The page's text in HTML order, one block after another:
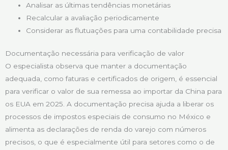
Analisar as últimas tendências monetárias
Recalcular a avaliação periodicamente
Considerar as flutuações para uma contabilidade precisa
Documentação necessária para verificação de valor
O especialista observa que manter a documentação
adequada, como faturas e certificados de origem, é essencial
para verificar o valor de sua remessa ao importar da China para
os EUA em 2025. A documentação precisa ajuda a liberar os
processos de impostos especiais de consumo no México e
alimenta as declarações de renda do varejo com números
precisos, o que é especialmente útil para setores como o de